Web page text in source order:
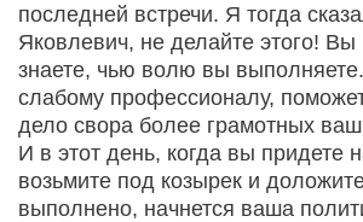
последней встречи. Я тогда
Яковлевич, не делайте этого! Вы
знаете, чью волю вы
слабому профессионалу,
дело свора более грамотных
И в этот день, когда вы придете
возьмите под козырек и
выполнено, начнется ваша